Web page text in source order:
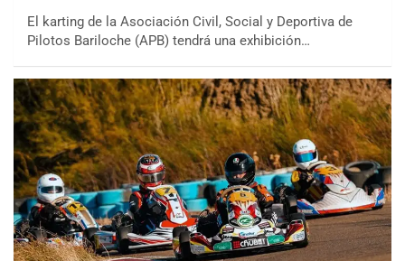
El karting de la Asociación Civil, Social y Deportiva de
Pilotos Bariloche (APB) tendrá una exhibición…